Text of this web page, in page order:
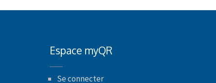
Espace myQR
Se connecter